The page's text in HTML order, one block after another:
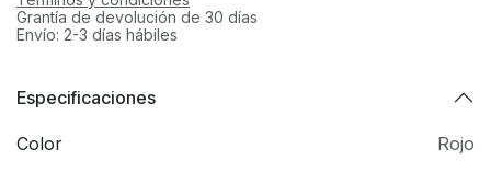
Grantía de devolución de 30 días
Envío: 2-3 días hábiles
Especificaciones
Color Rojo